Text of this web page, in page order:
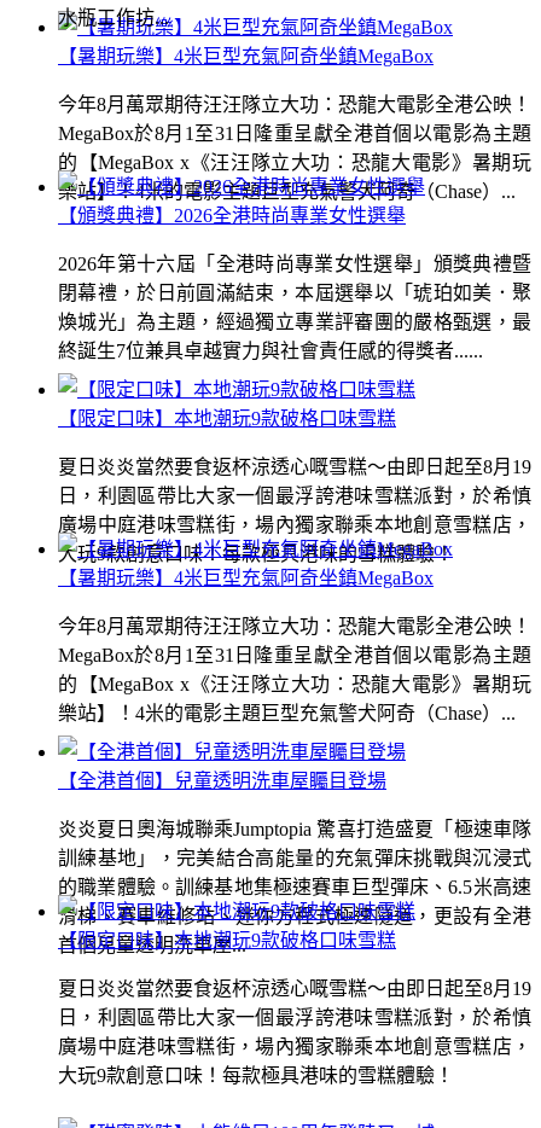
【暑期玩樂】4米巨型充氣阿奇坐鎮MegaBox
今年8月萬眾期待汪汪隊立大功：恐龍大電影全港公映！
MegaBox於8月1至31日隆重呈獻全港首個以電影為主題
的【MegaBox x《汪汪隊立大功：恐龍大電影》暑期玩
樂站】！4米的電影主題巨型充氣警犬阿奇（Chase）...
【限定口味】本地潮玩9款破格口味雪糕
夏日炎炎當然要食返杯涼透心嘅雪糕～由即日起至8月19
日，利園區帶比大家一個最浮誇港味雪糕派對，於希慎
廣場中庭港味雪糕街，場內獨家聯乘本地創意雪糕店，
大玩9款創意口味！每款極具港味的雪糕體驗！
【全港首個】兒童透明洗車屋矚目登場
炎炎夏日奧海城聯乘Jumptopia 驚喜打造盛夏「極速車隊
訓練基地」，完美結合高能量的充氣彈床挑戰與沉浸式
的職業體驗。訓練基地集極速賽車巨型彈床、6.5米高速
滑梯、賽車維修站、迷你方程式極速隧道，更設有全港
首個兒童透明洗車屋...
水瓶工作坊...
【頒獎典禮】2026全港時尚專業女性選舉
2026年第十六屆「全港時尚專業女性選舉」頒獎典禮暨
閉幕禮，於日前圓滿結束，本屆選舉以「琥珀如美．聚
煥城光」為主題，經過獨立專業評審團的嚴格甄選，最
終誕生7位兼具卓越實力與社會責任感的得獎者......
【暑期玩樂】4米巨型充氣阿奇坐鎮MegaBox
今年8月萬眾期待汪汪隊立大功：恐龍大電影全港公映！
MegaBox於8月1至31日隆重呈獻全港首個以電影為主題
的【MegaBox x《汪汪隊立大功：恐龍大電影》暑期玩
樂站】！4米的電影主題巨型充氣警犬阿奇（Chase）...
【限定口味】本地潮玩9款破格口味雪糕
夏日炎炎當然要食返杯涼透心嘅雪糕～由即日起至8月19
日，利園區帶比大家一個最浮誇港味雪糕派對，於希慎
廣場中庭港味雪糕街，場內獨家聯乘本地創意雪糕店，
大玩9款創意口味！每款極具港味的雪糕體驗！